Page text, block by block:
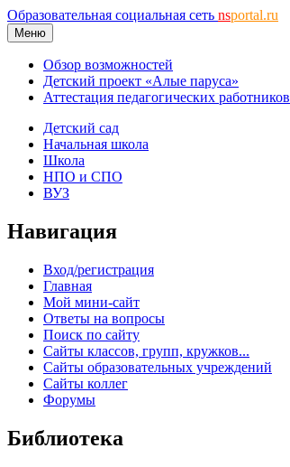
Образовательная социальная сеть nsportal.ru
Меню
Обзор возможностей
Детский проект «Алые паруса»
Аттестация педагогических работников
Детский сад
Начальная школа
Школа
НПО и СПО
ВУЗ
Навигация
Вход/регистрация
Главная
Мой мини-сайт
Ответы на вопросы
Поиск по сайту
Сайты классов, групп, кружков...
Сайты образовательных учреждений
Сайты коллег
Форумы
Библиотека